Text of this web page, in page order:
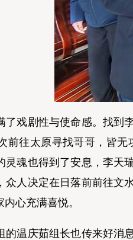
剧性与使命感。找到李
前往太原寻找哥哥，皆
灵魂也得到了安息，李天
众人决定在日落前前往文
心充满喜悦。
庆茹组长也传来好消息